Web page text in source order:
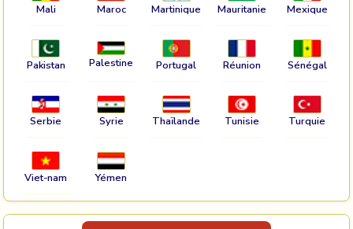
Mali Maroc Martinique Mauritanie Mexique
Pakistan Palestine Portugal Réunion Sénégal
Serbie Syrie Thaïlande Tunisie Turquie
Viet-nam Yémen